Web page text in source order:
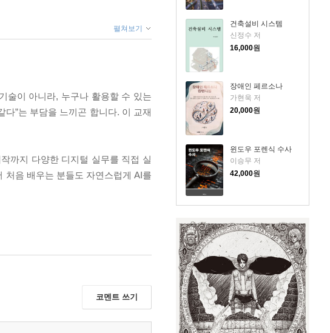
건축설비 시스템
신정수 저
16,000원
장애인 페르소나
가현욱 저
20,000원
윈도우 포렌식 수사
이승무 저
42,000원
펼쳐보기
술이 아니라, 누구나 활용할 수 있는
다”는 부담을 느끼곤 합니다. 이 교재
까지 다양한 디지털 실무를 직접 실
처음 배우는 분들도 자연스럽게 AI를
코멘트 쓰기